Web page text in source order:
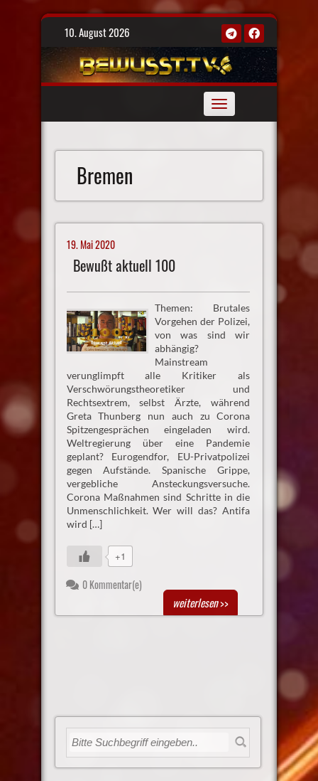
Skip
10. August 2026
Toggle
navigation
Bremen
19. Mai 2020
Bewußt aktuell 100
Themen: Brutales
Vorgehen der Polizei,
von was sind wir
abhängig?
Mainstream
verunglimpft alle Kritiker als
Verschwörungstheoretiker und
Rechtsextrem, selbst Ärzte, während
Greta Thunberg nun auch zu Corona
Spitzengesprächen eingeladen wird.
Weltregierung über eine Pandemie
geplant? Eurogendfor, EU-Privatpolizei
gegen Aufstände. Spanische Grippe,
vergebliche Ansteckungsversuche.
Corona Maßnahmen sind Schritte in die
Unmenschlichkeit. Wer will das? Antifa
wird […]
+1
0 Kommentar(e)
weiterlesen>>